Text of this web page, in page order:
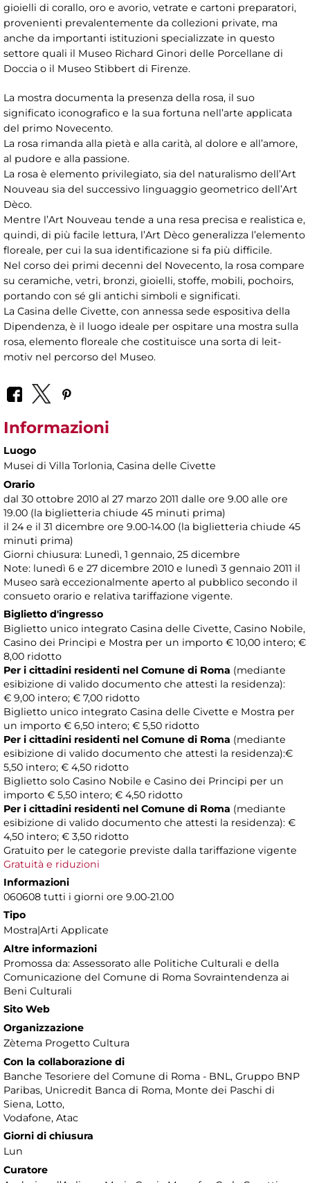
gioielli di corallo, oro e avorio, vetrate e cartoni preparatori,
provenienti prevalentemente da collezioni private, ma
anche da importanti istituzioni specializzate in questo
settore quali il Museo Richard Ginori delle Porcellane di
Doccia o il Museo Stibbert di Firenze.
La mostra documenta la presenza della rosa, il suo
significato iconografico e la sua fortuna nell’arte applicata
del primo Novecento.
La rosa rimanda alla pietà e alla carità, al dolore e all’amore,
al pudore e alla passione.
La rosa è elemento privilegiato, sia del naturalismo dell’Art
Nouveau sia del successivo linguaggio geometrico dell’Art
Dèco.
Mentre l’Art Nouveau tende a una resa precisa e realistica e,
quindi, di più facile lettura, l’Art Dèco generalizza l’elemento
floreale, per cui la sua identificazione si fa più difficile.
Nel corso dei primi decenni del Novecento, la rosa compare
su ceramiche, vetri, bronzi, gioielli, stoffe, mobili, pochoirs,
portando con sé gli antichi simboli e significati.
La Casina delle Civette, con annessa sede espositiva della
Dipendenza, è il luogo ideale per ospitare una mostra sulla
rosa, elemento floreale che costituisce una sorta di leit-
motiv nel percorso del Museo.
Informazioni
Luogo
Musei di Villa Torlonia, Casina delle Civette
Orario
dal 30 ottobre 2010 al 27 marzo 2011 dalle ore 9.00 alle ore
19.00 (la biglietteria chiude 45 minuti prima)
il 24 e il 31 dicembre ore 9.00-14.00 (la biglietteria chiude 45
minuti prima)
Giorni chiusura: Lunedì, 1 gennaio, 25 dicembre
Note: lunedì 6 e 27 dicembre 2010 e lunedì 3 gennaio 2011 il
Museo sarà eccezionalmente aperto al pubblico secondo il
consueto orario e relativa tariffazione vigente.
Biglietto d'ingresso
Biglietto unico integrato Casina delle Civette, Casino Nobile,
Casino dei Principi e Mostra per un importo € 10,00 intero; €
8,00 ridotto
Per i cittadini residenti nel Comune di Roma (mediante
esibizione di valido documento che attesti la residenza):
€ 9,00 intero; € 7,00 ridotto
Biglietto unico integrato Casina delle Civette e Mostra per
un importo € 6,50 intero; € 5,50 ridotto
Per i cittadini residenti nel Comune di Roma (mediante
esibizione di valido documento che attesti la residenza):€
5,50 intero; € 4,50 ridotto
Biglietto solo Casino Nobile e Casino dei Principi per un
importo € 5,50 intero; € 4,50 ridotto
Per i cittadini residenti nel Comune di Roma (mediante
esibizione di valido documento che attesti la residenza): €
4,50 intero; € 3,50 ridotto
Gratuito per le categorie previste dalla tariffazione vigente
Gratuità e riduzioni
Informazioni
060608 tutti i giorni ore 9.00-21.00
Tipo
Mostra|Arti Applicate
Altre informazioni
Promossa da: Assessorato alle Politiche Culturali e della
Comunicazione del Comune di Roma Sovraintendenza ai
Beni Culturali
Sito Web
Organizzazione
Zètema Progetto Cultura
Con la collaborazione di
Banche Tesoriere del Comune di Roma - BNL, Gruppo BNP
Paribas, Unicredit Banca di Roma, Monte dei Paschi di
Siena, Lotto,
Vodafone, Atac
Giorni di chiusura
Lun
Curatore